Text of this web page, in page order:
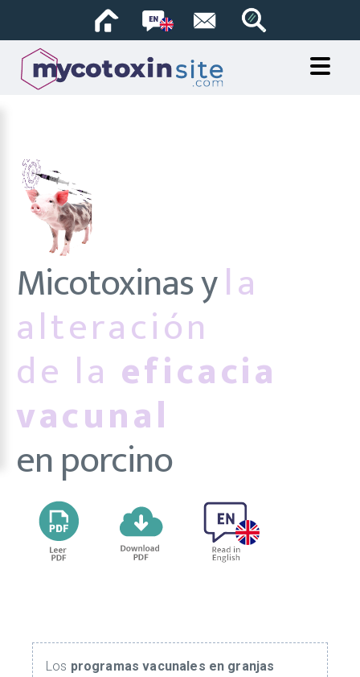
Micotoxinas yla
alteración
de la eficacia
vacunal
en porcino
Los programas vacunales en granjas